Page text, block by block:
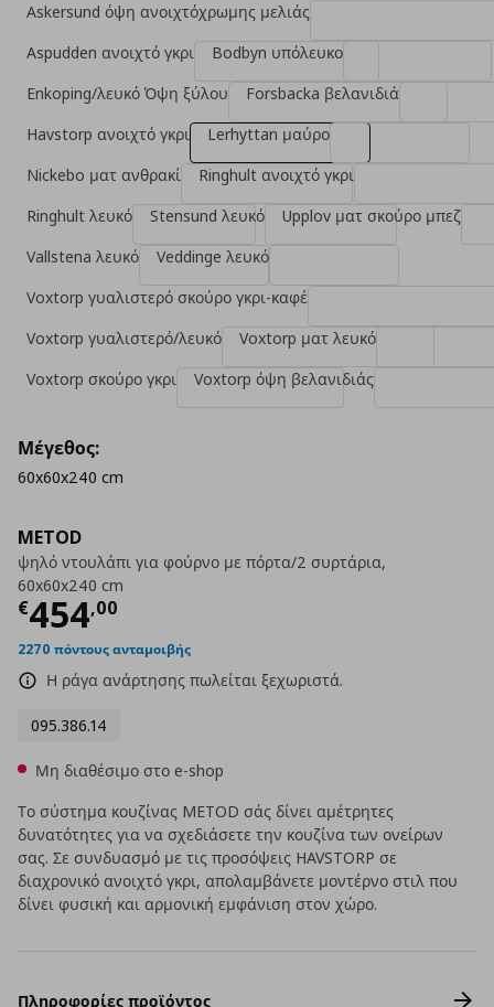
METOD
ψηλό ντουλάπι για φούρνο με πόρτα/2 συρτάρια,
60x60x240 cm
€454,00
Τρέχουσα τιμή
2270 πόντους ανταμοιβής
Η ράγα ανάρτησης πωλείται ξεχωριστά.
095.386.14
Askersund όψη ανοιχτόχρωμης μελιάς
Aspudden ανοιχτό γκρι
Bodbyn υπόλευκο
Enkoping/λευκό Όψη ξύλου
Forsbacka βελανιδιά
Havstorp ανοιχτό γκρι
Lerhyttan μαύρο
Nickebo ματ ανθρακί
Ringhult ανοιχτό γκρι
Ringhult λευκό
Stensund λευκό
Upplov ματ σκούρο μπεζ
Vallstena λευκό
Veddinge λευκό
Voxtorp γυαλιστερό σκούρο γκρι-καφέ
Voxtorp γυαλιστερό/λευκό
Voxtorp ματ λευκό
Voxtorp σκούρο γκρι
Voxtorp όψη βελανιδιάς
Μέγεθος:
60x60x240 cm
Μη διαθέσιμο στο e-shop
Το σύστημα κουζίνας METOD σάς δίνει αμέτρητες
δυνατότητες για να σχεδιάσετε την κουζίνα των ονείρων
σας. Σε συνδυασμό με τις προσόψεις HAVSTORP σε
διαχρονικό ανοιχτό γκρι, απολαμβάνετε μοντέρνο στιλ που
δίνει φυσική και αρμονική εμφάνιση στον χώρο.
Πληροφορίες προϊόντος